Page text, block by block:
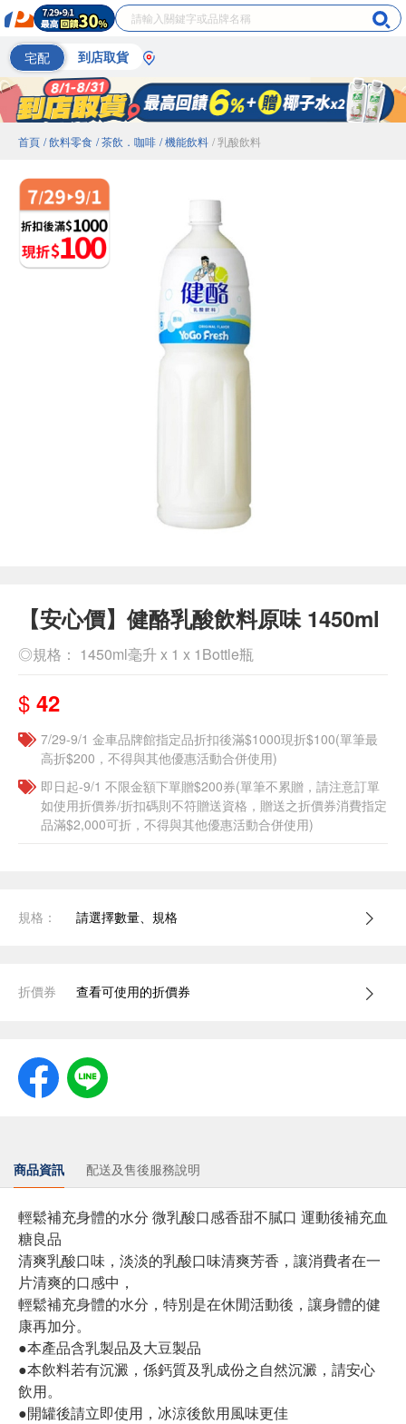
宅配 到店取貨
首頁 / 飲料零食 / 茶飲．咖啡 / 機能飲料 / 乳酸飲料
【安心價】健酪乳酸飲料原味 1450ml
◎規格： 1450ml毫升 x 1 x 1Bottle瓶
$ 42
7/29-9/1 金車品牌館指定品折扣後滿$1000現折$100(單筆最
高折$200，不得與其他優惠活動合併使用)
即日起-9/1 不限金額下單贈$200券(單筆不累贈，請注意訂單
如使用折價券/折扣碼則不符贈送資格，贈送之折價券消費指定
品滿$2,000可折，不得與其他優惠活動合併使用)
規格： 請選擇數量、規格
折價券 查看可使用的折價券
商品資訊 配送及售後服務說明
輕鬆補充身體的水分 微乳酸口感香甜不膩口 運動後補充血
糖良品
清爽乳酸口味，淡淡的乳酸口味清爽芳香，讓消費者在一
片清爽的口感中，
輕鬆補充身體的水分，特別是在休閒活動後，讓身體的健
康再加分。
●本產品含乳製品及大豆製品
●本飲料若有沉澱，係鈣質及乳成份之自然沉澱，請安心
飲用。
●開罐後請立即使用，冰涼後飲用風味更佳